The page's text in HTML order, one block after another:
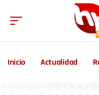
Inicio Actualidad